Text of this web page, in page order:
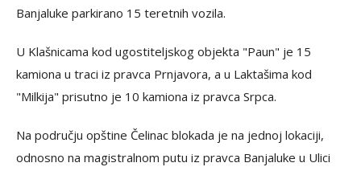
Banjaluke parkirano 15 teretnih vozila.
U Klašnicama kod ugostiteljskog objekta "Paun" je 15
kamiona u traci iz pravca Prnjavora, a u Laktašima kod
"Milkija" prisutno je 10 kamiona iz pravca Srpca.
Na području opštine Čelinac blokada je na jednoj lokaciji,
odnosno na magistralnom putu iz pravca Banjaluke u Ulici